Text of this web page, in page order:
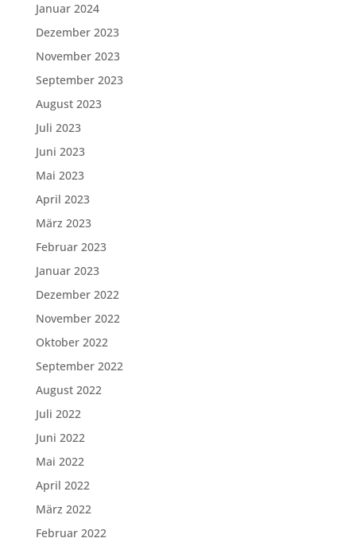
Januar 2024
Dezember 2023
November 2023
September 2023
August 2023
Juli 2023
Juni 2023
Mai 2023
April 2023
März 2023
Februar 2023
Januar 2023
Dezember 2022
November 2022
Oktober 2022
September 2022
August 2022
Juli 2022
Juni 2022
Mai 2022
April 2022
März 2022
Februar 2022